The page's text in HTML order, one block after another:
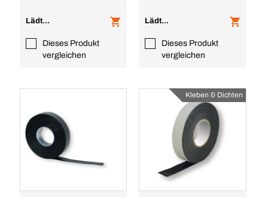
Lädt...
Dieses Produkt
vergleichen
Lädt...
Dieses Produkt
vergleichen
Kleben & Dichten